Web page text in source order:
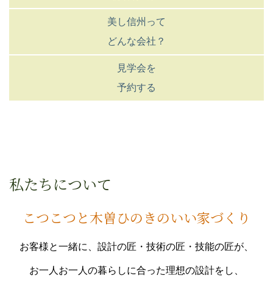
美し信州って
どんな会社？
見学会を
予約する
私たちについて
こつこつと木曽ひのきのいい家づくり
お客様と一緒に、設計の匠・技術の匠・技能の匠が、
お一人お一人の暮らしに合った理想の設計をし、